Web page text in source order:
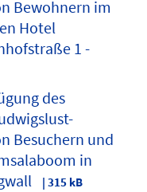
Bewohnern im
Hotel
1 -
des
Besuchern und
in
| 315 kB